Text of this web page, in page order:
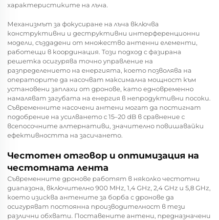
характеристиките на лъча.
Механизмът за фокусиране на лъча включва
конструктивни и деструктивни интерференционни
модели, създадени от множество антенни елементи,
работещи в координация. Този подход с фазирана
решетка осигурява точно управление на
разпределението на енергията, което позволява на
операторите да насочват максимална мощност към
установени заплахи от дронове, като едновременно
намаляват загубата на енергия в непродуктивни посоки.
Съвременните насочени антени могат да постигнат
подобрение на усилването с 15–20 dB в сравнение с
всепосочните алтернативи, значително повишавайки
ефективността на засичането.
Честотен отговор и оптимизация на
честотната лента
Съвременните дронове работят в няколко честотни
диапазона, включително 900 MHz, 1,4 GHz, 2,4 GHz и 5,8 GHz,
което изисква антените за борба с дронове да
осигуряват постоянна производителност в тези
различни обхвати. Поставените антени, предназначени